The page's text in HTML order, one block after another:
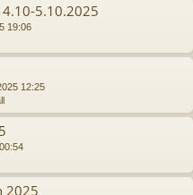
4.10-5.10.2025
19:06
12:25
2025